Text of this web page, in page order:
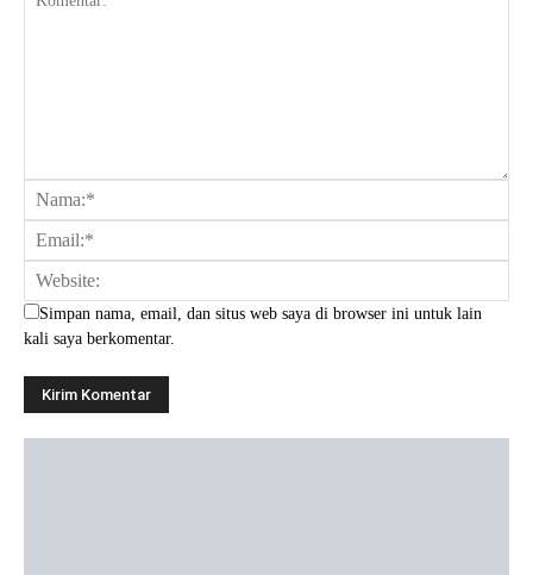
Simpan nama, email, dan situs web saya di browser ini untuk lain
kali saya berkomentar.